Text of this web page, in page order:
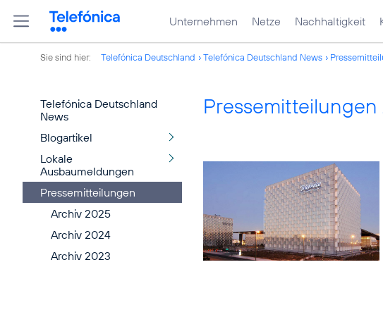
Unternehmen Netze Nachhaltigkeit
Sie sind hier: Telefónica Deutschland Telefónica Deutschland News
Telefónica Deutschland
News
Blogartikel
Lokale
Ausbaumeldungen
Pressemitteilungen
Archiv 2025
Archiv 2024
Archiv 2023
Pressemitteilungen